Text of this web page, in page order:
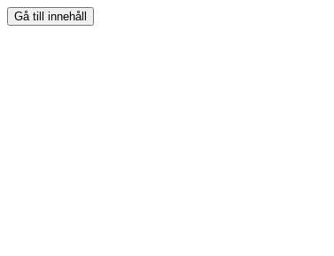
Gå till innehåll